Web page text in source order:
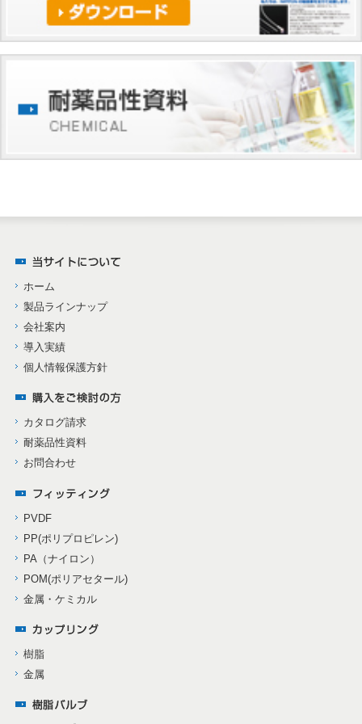
ホーム
製品ラインナップ
会社案内
導入実績
個人情報保護方針
カタログ請求
耐薬品性資料
お問合わせ
PVDF
PP(ポリプロピレン)
PA（ナイロン）
POM(ポリアセタール)
金属・ケミカル
樹脂
金属